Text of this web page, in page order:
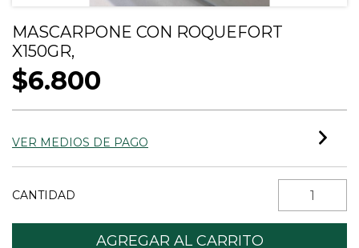
MASCARPONE CON ROQUEFORT
X150GR,
$6.800
VER MEDIOS DE PAGO
CANTIDAD